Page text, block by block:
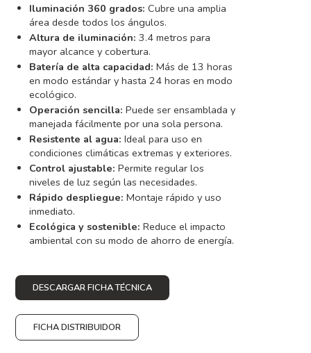
Iluminación 360 grados: Cubre una amplia
área desde todos los ángulos.
Altura de iluminación: 3.4 metros para
mayor alcance y cobertura.
Batería de alta capacidad: Más de 13 horas
en modo estándar y hasta 24 horas en modo
ecológico.
Operación sencilla: Puede ser ensamblada y
manejada fácilmente por una sola persona.
Resistente al agua: Ideal para uso en
condiciones climáticas extremas y exteriores.
Control ajustable: Permite regular los
niveles de luz según las necesidades.
Rápido despliegue: Montaje rápido y uso
inmediato.
Ecológica y sostenible: Reduce el impacto
ambiental con su modo de ahorro de energía.
DESCARGAR FICHA TÉCNICA
FICHA DISTRIBUIDOR